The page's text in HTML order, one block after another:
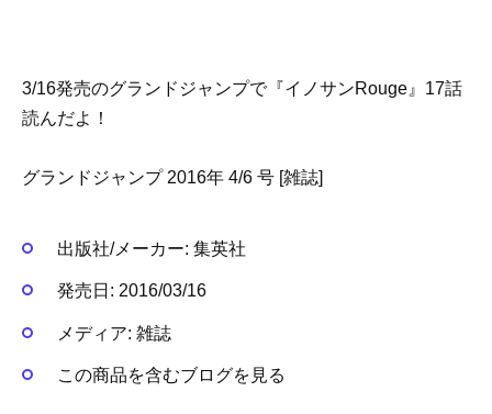
3/16発売のグランドジャンプで『イノサンRouge』17話
読んだよ！
グランドジャンプ 2016年 4/6 号 [雑誌]
出版社/メーカー: 集英社
発売日: 2016/03/16
メディア: 雑誌
この商品を含むブログを見る